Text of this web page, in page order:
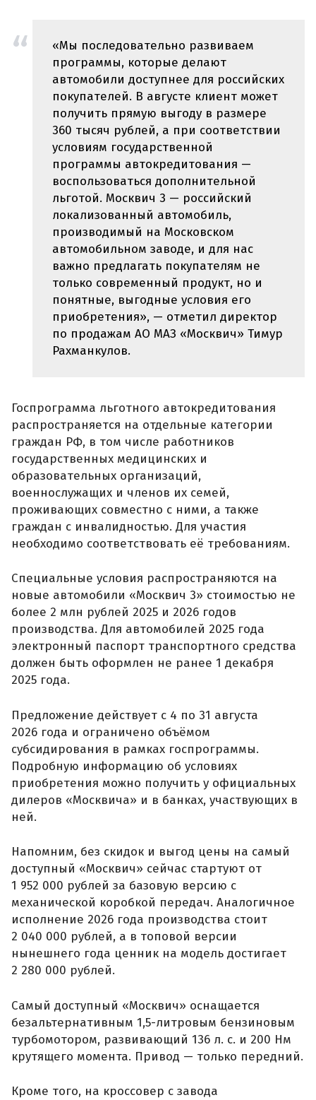
«Мы последовательно развиваем
программы, которые делают
автомобили доступнее для российских
покупателей. В августе клиент может
получить прямую выгоду в размере
360 тысяч рублей, а при соответствии
условиям государственной
программы автокредитования —
воспользоваться дополнительной
льготой. Москвич 3 — российский
локализованный автомобиль,
производимый на Московском
автомобильном заводе, и для нас
важно предлагать покупателям не
только современный продукт, но и
понятные, выгодные условия его
приобретения», — отметил директор
по продажам АО МАЗ «Москвич» Тимур
Рахманкулов.
Госпрограмма льготного автокредитования
распространяется на отдельные категории
граждан РФ, в том числе работников
государственных медицинских и
образовательных организаций,
военнослужащих и членов их семей,
проживающих совместно с ними, а также
граждан с инвалидностью. Для участия
необходимо соответствовать её требованиям.
Специальные условия распространяются на
новые автомобили «Москвич 3» стоимостью не
более 2 млн рублей 2025 и 2026 годов
производства. Для автомобилей 2025 года
электронный паспорт транспортного средства
должен быть оформлен не ранее 1 декабря
2025 года.
Предложение действует с 4 по 31 августа
2026 года и ограничено объёмом
субсидирования в рамках госпрограммы.
Подробную информацию об условиях
приобретения можно получить у официальных
дилеров «Москвича» и в банках, участвующих в
ней.
Напомним, без скидок и выгод цены на самый
доступный «Москвич» сейчас стартуют от
1 952 000 рублей за базовую версию с
механической коробкой передач. Аналогичное
исполнение 2026 года производства стоит
2 040 000 рублей, а в топовой версии
нынешнего года ценник на модель достигает
2 280 000 рублей.
Самый доступный «Москвич» оснащается
безальтернативным 1,5-литровым бензиновым
турбомотором, развивающий 136 л. с. и 200 Нм
крутящего момента. Привод — только передний.
Кроме того, на кроссовер с завода